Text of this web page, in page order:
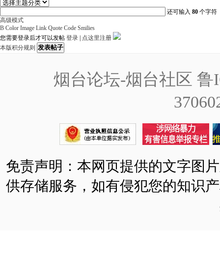
还可输入80 个字符
高级模式
B Color Image Link Quote Code Smilies
您需要登录后才可以发帖 登录
点这里注册
本版积分规则 发表帖子
烟台论坛-烟台社区 鲁
免责声明：本网页提供的文字图
供存储服务，如有侵犯您的知识